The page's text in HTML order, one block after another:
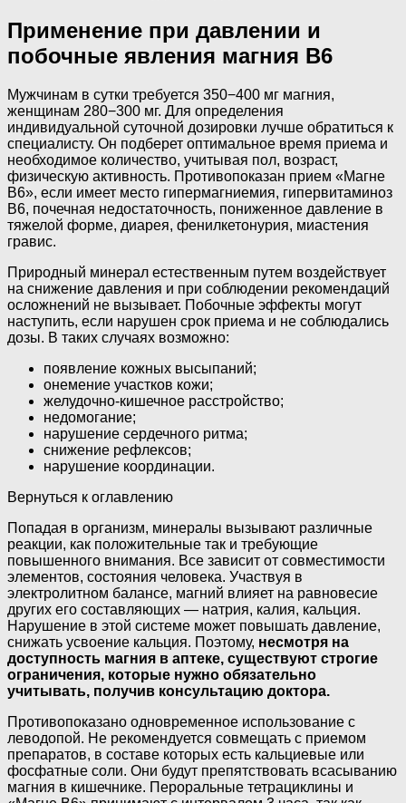
Применение при давлении и
побочные явления магния В6
Мужчинам в сутки требуется 350−400 мг магния,
женщинам 280−300 мг. Для определения
индивидуальной суточной дозировки лучше обратиться к
специалисту. Он подберет оптимальное время приема и
необходимое количество, учитывая пол, возраст,
физическую активность. Противопоказан прием «Магне
В6», если имеет место гипермагниемия, гипервитаминоз
В6, почечная недостаточность, пониженное давление в
тяжелой форме, диарея, фенилкетонурия, миастения
гравис.
Природный минерал естественным путем воздействует
на снижение давления и при соблюдении рекомендаций
осложнений не вызывает. Побочные эффекты могут
наступить, если нарушен срок приема и не соблюдались
дозы. В таких случаях возможно:
появление кожных высыпаний;
онемение участков кожи;
желудочно-кишечное расстройство;
недомогание;
нарушение сердечного ритма;
снижение рефлексов;
нарушение координации.
Вернуться к оглавлению
Попадая в организм, минералы вызывают различные
реакции, как положительные так и требующие
повышенного внимания. Все зависит от совместимости
элементов, состояния человека. Участвуя в
электролитном балансе, магний влияет на равновесие
других его составляющих — натрия, калия, кальция.
Нарушение в этой системе может повышать давление,
снижать усвоение кальция. Поэтому, несмотря на
доступность магния в аптеке, существуют строгие
ограничения, которые нужно обязательно
учитывать, получив консультацию доктора.
Противопоказано одновременное использование с
леводопой. Не рекомендуется совмещать с приемом
препаратов, в составе которых есть кальциевые или
фосфатные соли. Они будут препятствовать всасыванию
магния в кишечнике. Пероральные тетрациклины и